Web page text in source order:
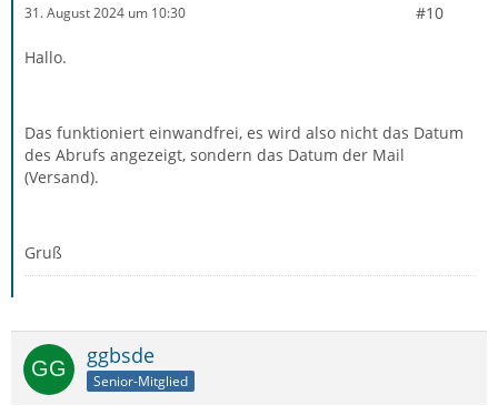
31. August 2024 um 10:30 #10
Hallo.
Das funktioniert einwandfrei, es wird also nicht das Datum
des Abrufs angezeigt, sondern das Datum der Mail
(Versand).
Gruß
ggbsde
Senior-Mitglied